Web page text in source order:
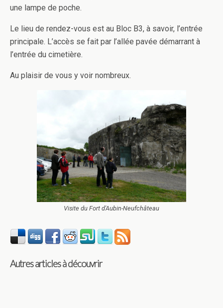
une lampe de poche.
Le lieu de rendez-vous est au Bloc B3, à savoir, l’entrée
principale. L’accès se fait par l’allée pavée démarrant à
l’entrée du cimetière.
Au plaisir de vous y voir nombreux.
Visite du Fort d'Aubin-Neufchâteau
Autres articles à découvrir